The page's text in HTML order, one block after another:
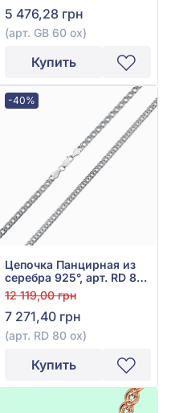
5 476,28 грн
(арт. GB 60 ox)
Купить
-40%
Цепочка Панцирная из
серебра 925°, арт. RD 80
ox
12 119,00 грн
7 271,40 грн
(арт. RD 80 ox)
Купить